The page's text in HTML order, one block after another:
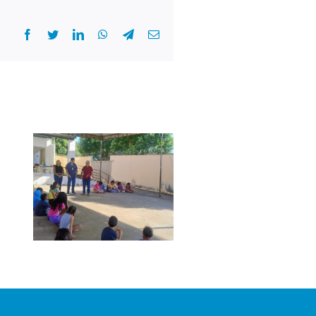
Facebook
TwitterLinkedInWhatsApp
Telegram
E-